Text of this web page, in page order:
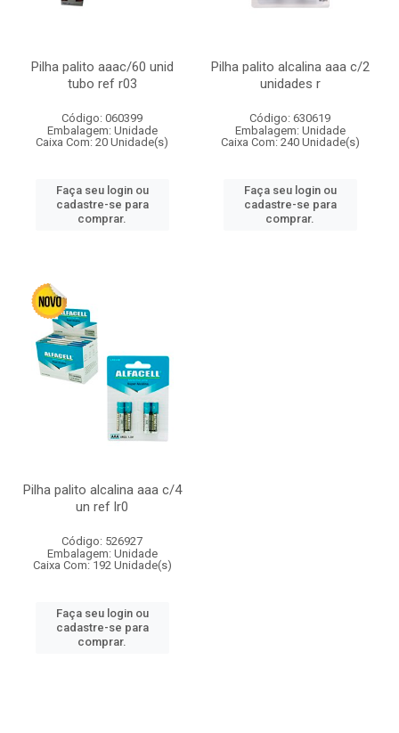
Pilha palito aaac/60 unid
tubo ref r03
Código: 060399
Embalagem: Unidade
Caixa Com: 20 Unidade(s)
Faça seu login ou
cadastre-se para
comprar.
Pilha palito alcalina aaa c/2
unidades r
Código: 630619
Embalagem: Unidade
Caixa Com: 240 Unidade(s)
Faça seu login ou
cadastre-se para
comprar.
Pilha palito alcalina aaa c/4
un ref lr0
Código: 526927
Embalagem: Unidade
Caixa Com: 192 Unidade(s)
Faça seu login ou
cadastre-se para
comprar.